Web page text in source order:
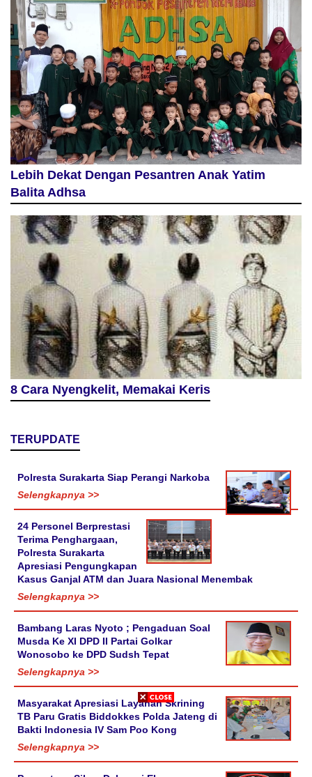
Lebih Dekat Dengan Pesantren Anak Yatim
Balita Adhsa
8 Cara Nyengkelit, Memakai Keris
TERUPDATE
Polresta Surakarta Siap Perangi Narkoba
Selengkapnya >>
24 Personel Berprestasi
Terima Penghargaan,
Polresta Surakarta
Apresiasi Pengungkapan
Kasus Ganjal ATM dan Juara Nasional Menembak
Selengkapnya >>
Bambang Laras Nyoto ; Pengaduan Soal
Musda Ke XI DPD II Partai Golkar
Wonosobo ke DPD Sudsh Tepat
Selengkapnya >>
Masyarakat Apresiasi Layanan Skrining
TB Paru Gratis Biddokkes Polda Jateng di
Bakti Indonesia IV Sam Poo Kong
Selengkapnya >>